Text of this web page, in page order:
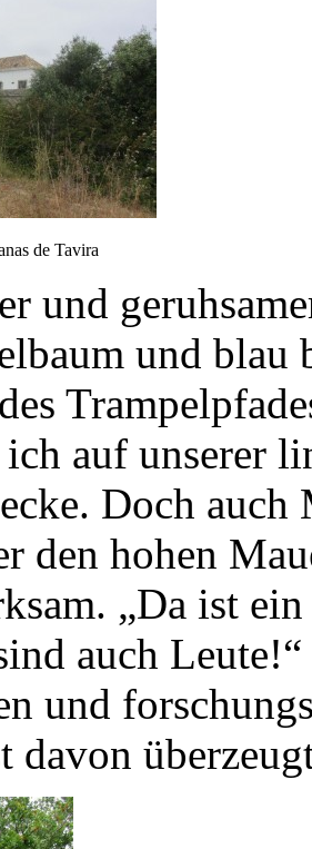
de Tavira
und
und blau
auf unserer
Doch
den hohen
„Da ist
auch
und
davon